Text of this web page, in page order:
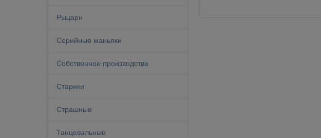
Рыцари
Серийные маньяки
Собственное производство
Старики
Страшные
Танцевальные